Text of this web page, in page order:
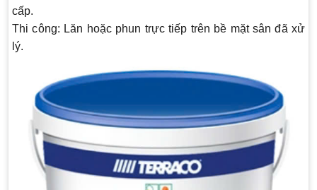
cấp.
Thi công: Lăn hoặc phun trực tiếp trên bề mặt sân đã xử
lý.